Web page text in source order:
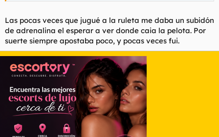
Las pocas veces que jugué a la ruleta me daba un subidón
de adrenalina el esperar a ver donde caia la pelota. Por
suerte siempre apostaba poco, y pocas veces fui.